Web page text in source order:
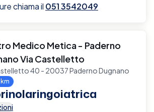
chiama il 051 3542049
Medico Metica - Paderno
Via Castelletto
40 - 20037 Paderno Dugnano